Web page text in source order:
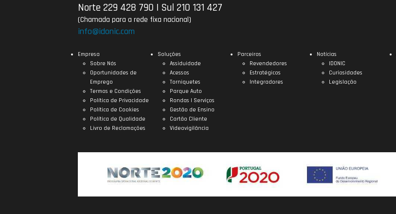
Norte 229 428 790 | Sul 210 131 427
(Chamada para a rede fixa nacional)
info@idonic.com
Empresa
Sobre Nós
Oportunidades de
Emprego
Termos e Condições
Política de Privacidade
Política de Cookies
Política de Qualidade
Livro de Reclamações
Soluções
Assiduidade
Acessos
Torniquetes
Parque Auto
Rondas | Serviços
Gestão de Ensino
Cartão Cliente
Videovigilância
Parceiros
Revendedores
Estratégicos
Integradores
Notícias
IDONIC
Curiosidades
Legislação